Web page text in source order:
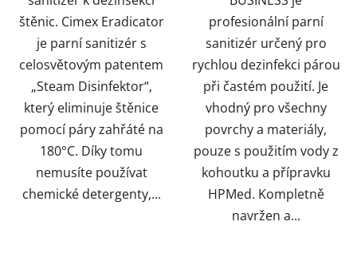
štěnic. Cimex Eradicator
je parní sanitizér s
celosvětovým patentem
„Steam Disinfektor“,
který eliminuje štěnice
pomocí páry zahřáté na
180°C. Díky tomu
nemusíte používat
chemické detergenty,...
profesionální parní
sanitizér určený pro
rychlou dezinfekci párou
při častém použití. Je
vhodný pro všechny
povrchy a materiály,
pouze s použitím vody z
kohoutku a přípravku
HPMed. Kompletně
navržen a...